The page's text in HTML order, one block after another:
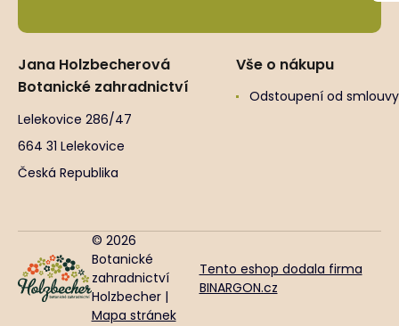
Jana Holzbecherová
Botanické zahradnictví
Lelekovice 286/47
664 31 Lelekovice
Česká Republika
Vše o nákupu
Odstoupení od smlouvy
© 2026
Botanické
zahradnictví
Holzbecher |
Mapa stránek
Tento eshop dodala firma
BINARGON.cz